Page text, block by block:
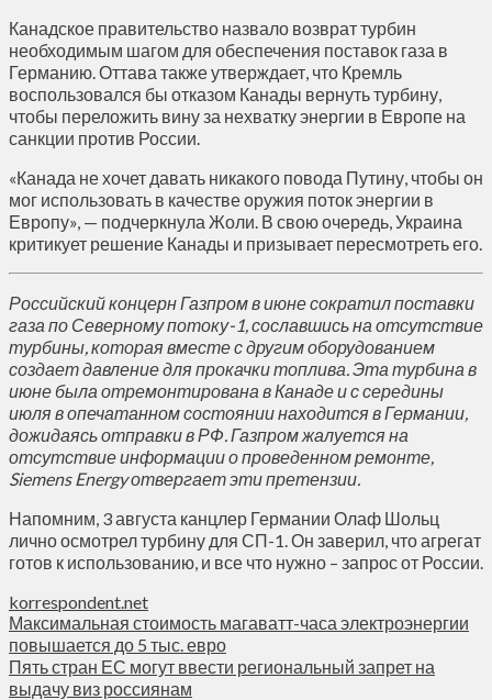
Канадское правительство назвало возврат турбин
необходимым шагом для обеспечения поставок газа в
Германию. Оттава также утверждает, что Кремль
воспользовался бы отказом Канады вернуть турбину,
чтобы переложить вину за нехватку энергии в Европе на
санкции против России.
«Канада не хочет давать никакого повода Путину, чтобы он
мог использовать в качестве оружия поток энергии в
Европу», — подчеркнула Жоли. В свою очередь, Украина
критикует решение Канады и призывает пересмотреть его.
Российский концерн Газпром в июне сократил поставки
газа по Северному потоку-1, сославшись на отсутствие
турбины, которая вместе с другим оборудованием
создает давление для прокачки топлива. Эта турбина в
июне была отремонтирована в Канаде и с середины
июля в опечатанном состоянии находится в Германии,
дожидаясь отправки в РФ. Газпром жалуется на
отсутствие информации о проведенном ремонте,
Siemens Energy отвергает эти претензии.
Напомним, 3 августа канцлер Германии Олаф Шольц
лично осмотрел турбину для СП-1. Он заверил, что агрегат
готов к использованию, и все что нужно – запрос от России.
korrespondent.net
Максимальная стоимость магаватт-часа электроэнергии
повышается до 5 тыс. евро
Пять стран ЕС могут ввести региональный запрет на
выдачу виз россиянам